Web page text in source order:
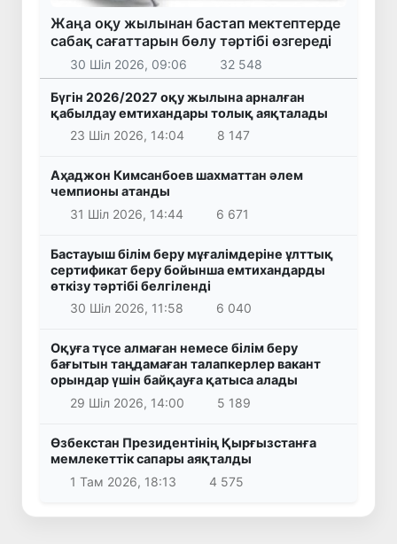
Жаңа оқу жылынан бастап мектептерде
сабақ сағаттарын бөлу тәртібі өзгереді
30 Шіл 2026, 09:06 32 548
Бүгін 2026/2027 оқу жылына арналған
қабылдау емтихандары толық аяқталады
23 Шіл 2026, 14:04
8 147
Аҳаджон Кимсанбоев шахматтан әлем
чемпионы атанды
31 Шіл 2026, 14:44
6 671
Бастауыш білім беру мұғалімдеріне ұлттық
сертификат беру бойынша емтихандарды
өткізу тәртібі белгіленді
30 Шіл 2026, 11:58
6 040
Оқуға түсе алмаған немесе білім беру
бағытын таңдамаған талапкерлер вакант
орындар үшін байқауға қатыса алады
29 Шіл 2026, 14:00
5 189
Өзбекстан Президентінің Қырғызстанға
мемлекеттік сапары аяқталды
1 Там 2026, 18:13
4 575